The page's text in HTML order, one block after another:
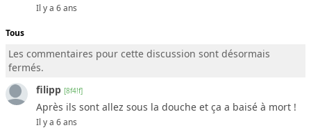
Il y a 6 ans
Tous
Les commentaires pour cette discussion sont désormais
fermés.
filipp [8f4!f]
Après ils sont allez sous la douche et ça a baisé à mort !
Il y a 6 ans